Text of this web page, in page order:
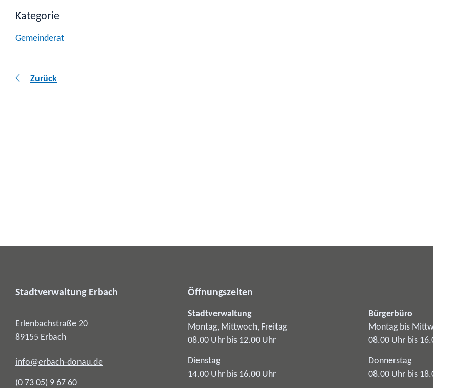
Kategorie
Gemeinderat
Zurück
Stadtverwaltung Erbach
Erlenbachstraße 20
89155 Erbach
info@erbach-donau.de
(0 73 05) 9 67 60
Öffnungszeiten
Stadtverwaltung
Montag, Mittwoch, Freitag
08.00 Uhr bis 12.00 Uhr
Dienstag
14.00 Uhr bis 16.00 Uhr
Bürgerbüro
Montag bis Mittwoch
08.00 Uhr bis 16.00 Uhr
Donnerstag
08.00 Uhr bis 18.00 Uhr